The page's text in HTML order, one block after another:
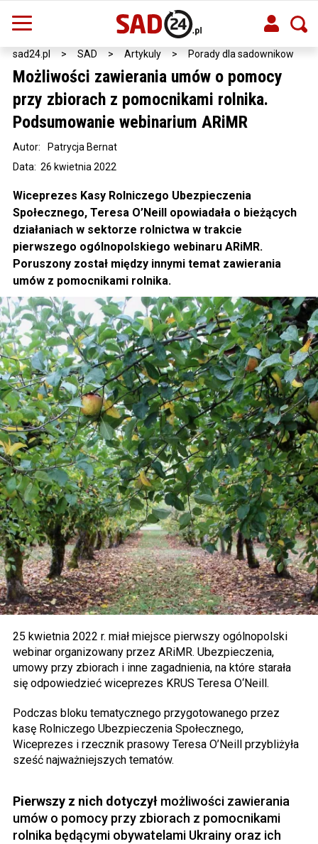
sad24.pl > SAD > Artykuly > Porady dla sadownikow
Możliwości zawierania umów o pomocy
przy zbiorach z pomocnikami rolnika.
Podsumowanie webinarium ARiMR
Data: 26 kwietnia 2022
Autor: Patrycja Bernat
Wiceprezes Kasy Rolniczego Ubezpieczenia
Społecznego, Teresa O’Neill opowiadała o bieżących
działaniach w sektorze rolnictwa w trakcie
pierwszego ogólnopolskiego webinaru ARiMR.
Poruszony został między innymi temat zawierania
umów z pomocnikami rolnika.
25 kwietnia 2022 r. miał miejsce pierwszy ogólnopolski
webinar organizowany przez ARiMR. Ubezpieczenia,
umowy przy zbiorach i inne zagadnienia, na które starała
się odpowiedzieć wiceprezes KRUS Teresa O‘Neill.
Podczas bloku tematycznego przygotowanego przez
kasę Rolniczego Ubezpieczenia Społecznego,
Wiceprezes i rzecznik prasowy Teresa O’Neill przybliżyła
sześć najważniejszych tematów.
Pierwszy z nich dotyczył możliwości zawierania
umów o pomocy przy zbiorach z pomocnikami
rolnika będącymi obywatelami Ukrainy oraz ich